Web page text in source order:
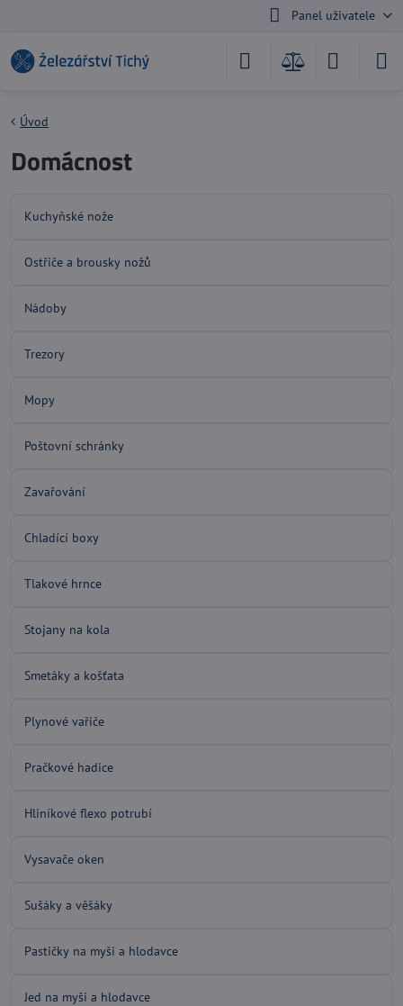
Panel uživatele
Úvod
Domácnost
Kuchyňské nože
Ostřiče a brousky nožů
Nádoby
Trezory
Mopy
Poštovní schránky
Zavařování
Chladící boxy
Tlakové hrnce
Stojany na kola
Smetáky a košťata
Plynové vařiče
Pračkové hadice
Hliníkové flexo potrubí
Vysavače oken
Sušáky a věšáky
Pastičky na myši a hlodavce
Jed na myši a hlodavce